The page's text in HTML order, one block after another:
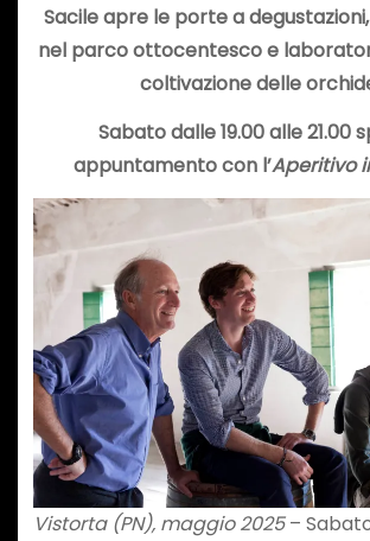
Sacile apre le porte a
nel parco ottocentesco e
coltivazione delle
Sabato dalle 19.00 alle 21.00
appuntamento con l’Aperitivo
Vistorta (PN), maggio 2025–